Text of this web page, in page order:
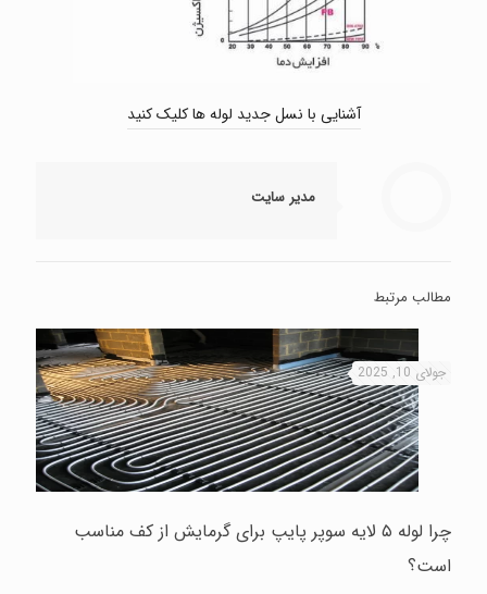
آشنایی با نسل جدید لوله ها کلیک کنید
مدیر سایت
مطالب مرتبط
جولای 10, 2025
چرا لوله ۵ لایه سوپر پایپ برای گرمایش از کف مناسب
است؟